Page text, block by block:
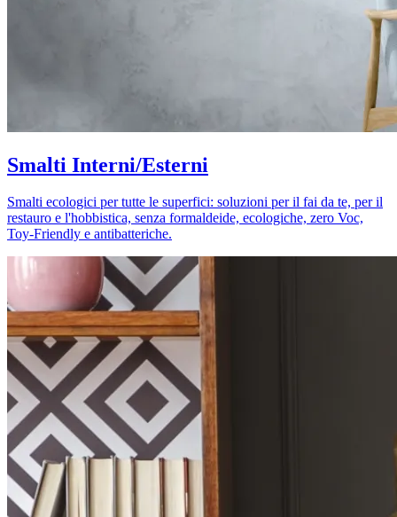
Smalti Interni/Esterni
Smalti ecologici per tutte le superfici: soluzioni per il fai da te, per il
restauro e l'hobbistica, senza formaldeide, ecologiche, zero Voc,
Toy-Friendly e antibatteriche.